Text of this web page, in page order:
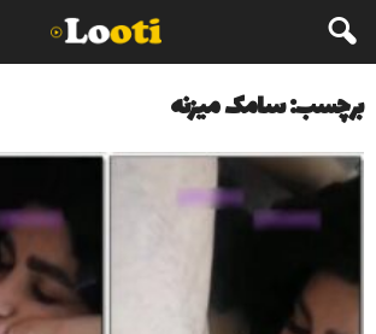
برچسب: سامک میزنه